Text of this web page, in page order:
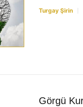
Turgay Şirin
Görgü